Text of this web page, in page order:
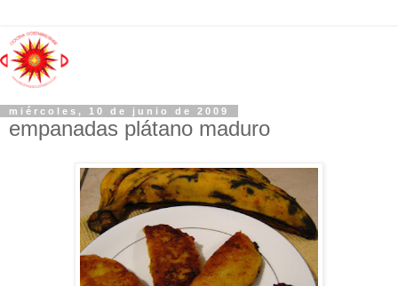
miércoles, 10 de junio de 2009
empanadas plátano maduro